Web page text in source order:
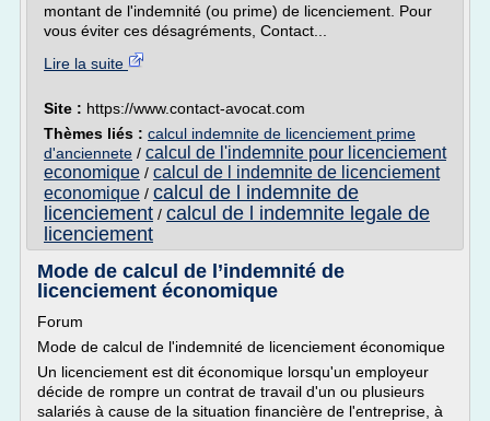
montant de l'indemnité (ou prime) de licenciement. Pour
vous éviter ces désagréments, Contact...
Lire la suite
Site : https://www.contact-avocat.com
Thèmes liés : calcul indemnite de licenciement prime
d'anciennete / calcul de l'indemnite pour licenciement
economique / calcul de l indemnite de licenciement
economique / calcul de l indemnite de
licenciement / calcul de l indemnite legale de
licenciement
Mode de calcul de l’indemnité de
licenciement économique
Forum
Mode de calcul de l'indemnité de licenciement économique
Un licenciement est dit économique lorsqu'un employeur
décide de rompre un contrat de travail d'un ou plusieurs
salariés à cause de la situation financière de l'entreprise, à